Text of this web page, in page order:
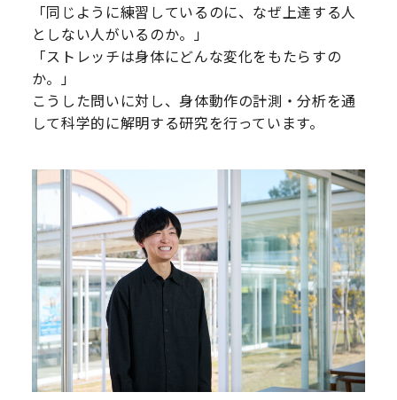
「同じように練習しているのに、なぜ上達する人
としない人がいるのか。」
「ストレッチは身体にどんな変化をもたらすの
か。」
こうした問いに対し、身体動作の計測・分析を通
して科学的に解明する研究を行っています。